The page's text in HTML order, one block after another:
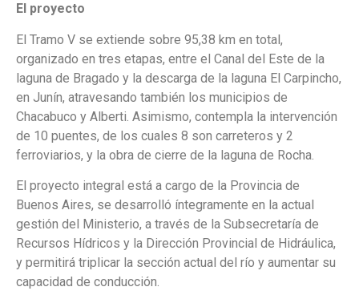
El proyecto
El Tramo V se extiende sobre 95,38 km en total,
organizado en tres etapas, entre el Canal del Este de la
laguna de Bragado y la descarga de la laguna El Carpincho,
en Junín, atravesando también los municipios de
Chacabuco y Alberti. Asimismo, contempla la intervención
de 10 puentes, de los cuales 8 son carreteros y 2
ferroviarios, y la obra de cierre de la laguna de Rocha.
El proyecto integral está a cargo de la Provincia de
Buenos Aires, se desarrolló íntegramente en la actual
gestión del Ministerio, a través de la Subsecretaría de
Recursos Hídricos y la Dirección Provincial de Hidráulica,
y permitirá triplicar la sección actual del río y aumentar su
capacidad de conducción.